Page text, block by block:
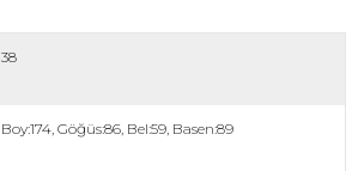
38
Boy:174, Göğüs:86, Bel:59, Basen:89